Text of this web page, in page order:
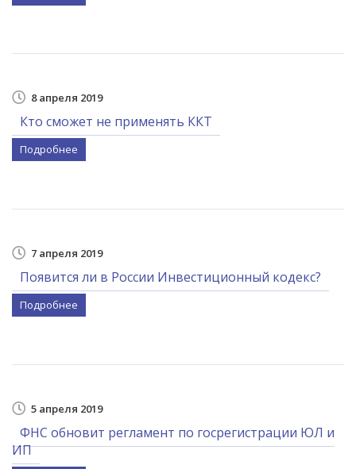
8 апреля 2019
Кто сможет не применять ККТ
Подробнее
7 апреля 2019
Появится ли в России Инвестиционный кодекс?
Подробнее
5 апреля 2019
ФНС обновит регламент по госрегистрации ЮЛ и
ИП